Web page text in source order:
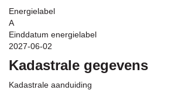
Energielabel
A
Einddatum energielabel
2027-06-02
Kadastrale gegevens
Kadastrale aanduiding